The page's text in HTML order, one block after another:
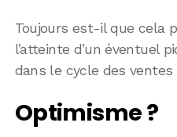
Toujours est-il que cela
l’atteinte d’un éventuel
dans le cycle des ventes
Optimisme ?